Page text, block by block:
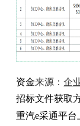
资金来源：企
招标文件获取
重汽e采通平台